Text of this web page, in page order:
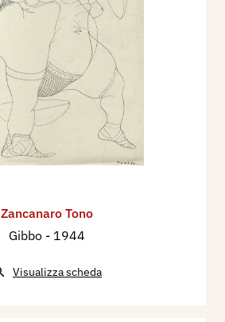
Zancanaro Tono
Gibbo - 1944
Visualizza scheda